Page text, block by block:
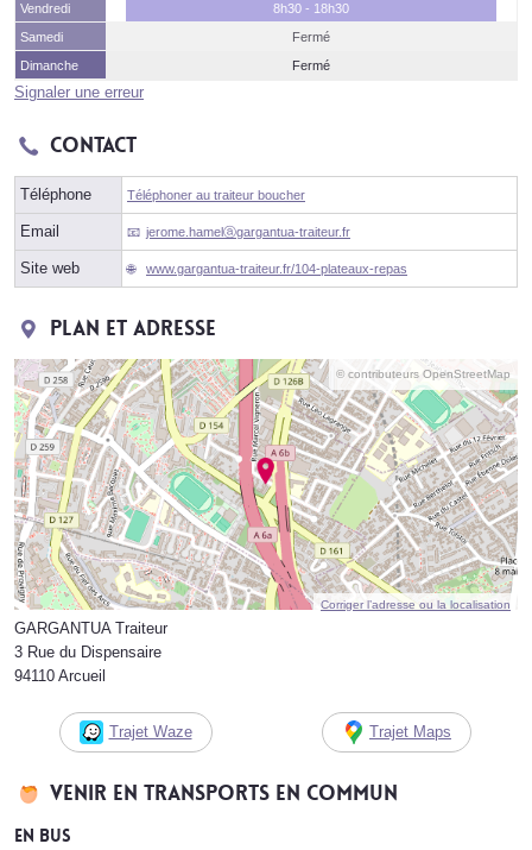
Vendredi
8h30 - 18h30
Samedi
Fermé
Dimanche
Fermé
Signaler une erreur
Contact
Téléphone Téléphoner au traiteur boucher
Email jerome.hamelⓐgargantua-traiteur.fr
Site web www.gargantua-traiteur.fr/104-plateaux-repas
Plan et adresse
© contributeurs OpenStreetMap
Corriger l’adresse ou la localisation
GARGANTUA Traiteur
3 Rue du Dispensaire
94110 Arcueil
Trajet Waze Trajet Maps
Venir en transports en commun
En bus